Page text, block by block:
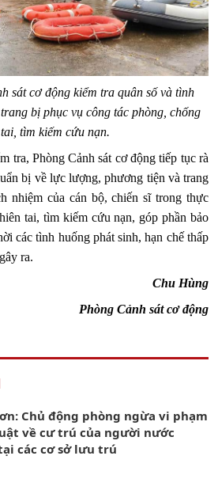
sát cơ động kiểm tra quân số và tình
bị phục vụ công tác phòng, chống
tìm kiếm cứu nạn.
tra, Phòng Cảnh sát cơ động tiếp tục rà
bị về lực lượng, phương tiện và trang
nhiệm của cán bộ, chiến sĩ trong thực
tai, tìm kiếm cứu nạn, góp phần bảo
các tình huống phát sinh, hạn chế thấp
ra.
Hùng
Phòng Cảnh sát cơ động
Chủ động phòng ngừa vi phạm
về cư trú của người nước
các cơ sở lưu trú